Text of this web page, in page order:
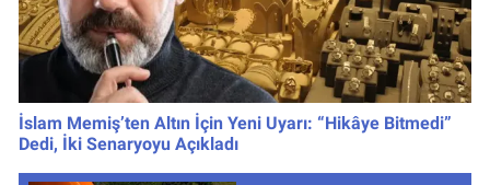
İslam Memiş’ten Altın İçin Yeni Uyarı: “Hikâye Bitmedi”
Dedi, İki Senaryoyu Açıkladı